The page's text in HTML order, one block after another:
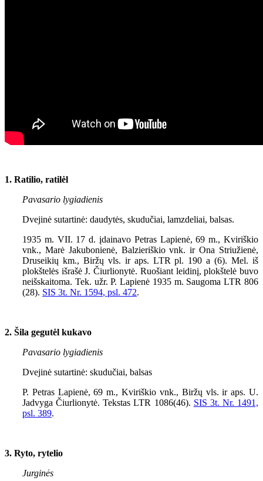
1. Ratilio, ratilėl
Pavasario lygiadienis
Dvejinė sutartinė: daudytės, skudučiai, lamzdeliai, balsas.
1935 m. VII. 17 d. įdainavo Petras Lapienė, 69 m., Kviriškio
vnk., Marė Jakubonienė, Balzieriškio vnk. ir Ona Striužienė,
Druseikių km., Biržų vls. ir aps. LTR pl. 190 a (6). Mel. iš
plokštelės išrašė J. Čiurlionytė. Ruošiant leidinį, plokštelė buvo
neišskaitoma. Tek. užr. P. Lapienė 1935 m. Saugoma LTR 806
(28). SIS 3t. Nr. 1 594, psl. 472.
2. Šila gegutėl kukavo
Pavasario lygiadienis
Dvejinė sutartinė: skudučiai, balsas
P. Petras Lapienė, 69 m., Kviriškio vnk., Biržų vls. ir aps. U.
Jadvyga Čiurlionytė. Tekstas LTR 1086(46). SIS 3t. Nr. 1491,
psl. 389.
3. Ryto, rytelio
Jurginės